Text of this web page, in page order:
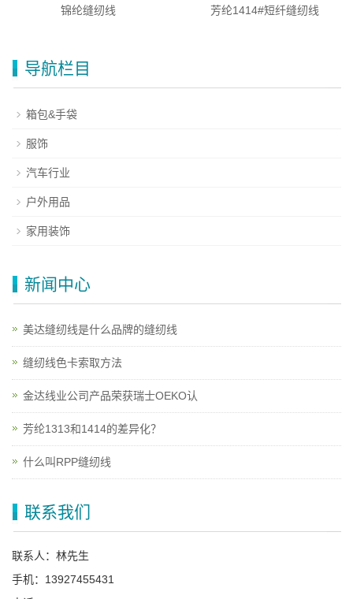
锦纶缝纫线 芳纶1414#短纤缝纫线
导航栏目
箱包&手袋
服饰
汽车行业
户外用品
家用装饰
新闻中心
美达缝纫线是什么品牌的缝纫线
缝纫线色卡索取方法
金达线业公司产品荣获瑞士OEKO认
芳纶1313和1414的差异化？
什么叫RPP缝纫线
联系我们
联系人：林先生
手机：13927455431